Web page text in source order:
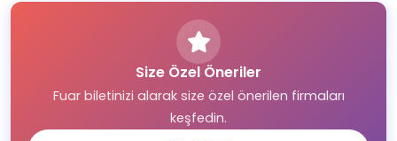
Size Özel Öneriler
Fuar biletinizi alarak size özel önerilen firmaları
keşfedin.